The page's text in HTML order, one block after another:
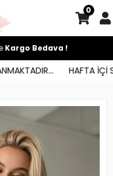
HAFTA İÇİ
0
Kargo Bedava !